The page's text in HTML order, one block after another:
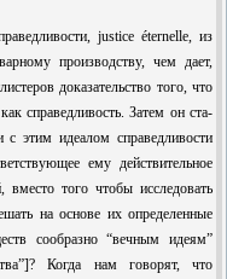
justice éternelle, из
производству, чем дает,
доказательство того, что
справедливость. Затем он ста­
с этим идеалом справедливости
ему действительное
того чтобы исследовать
на основе их определенные
сообразно “вечным идеям”
Когда нам говорят, что